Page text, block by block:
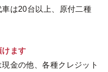
は20台以上、原付二種
ます
金の他、各種クレジット